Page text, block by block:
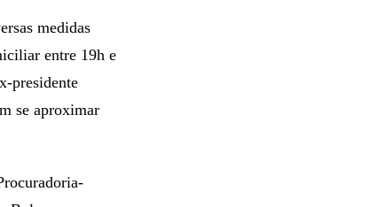
medidas
entre 19h e
presidente
se aproximar